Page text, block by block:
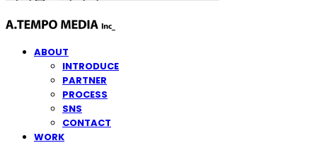
ABOUT
INTRODUCE
PARTNER
PROCESS
SNS
CONTACT
WORK